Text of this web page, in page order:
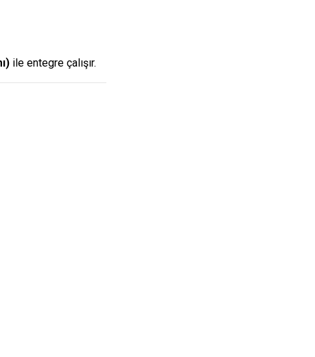
ile entegre çalışır.